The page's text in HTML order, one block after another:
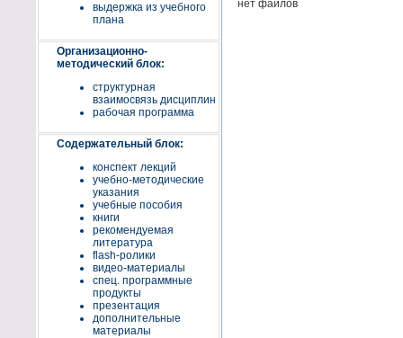
выдержка из учебного
плана
Организационно-
методический блок:
структурная
взаимосвязь дисциплин
рабочая программа
Содержательный блок:
конспект лекций
учебно-методические
указания
учебные пособия
книги
рекомендуемая
литература
flash-ролики
видео-материалы
спец. программные
продукты
презентация
дополнительные
материалы
нет файлов